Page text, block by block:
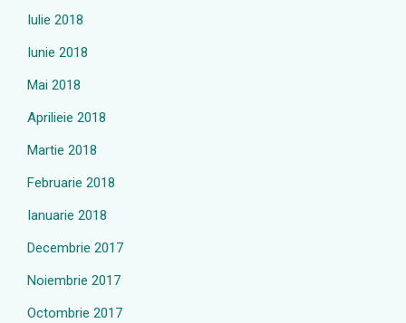
Iulie 2018
Iunie 2018
Mai 2018
Aprilieie 2018
Martie 2018
Februarie 2018
Ianuarie 2018
Decembrie 2017
Noiembrie 2017
Octombrie 2017